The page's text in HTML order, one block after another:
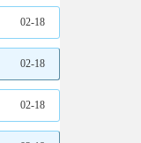
02-18
02-18
02-18